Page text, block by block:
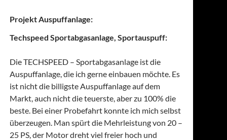
Projekt Auspuffanlage:
Techspeed Sportabgasanlage, Sportauspuff:
Die TECHSPEED – Sportabgasanlage ist die
Auspuffanlage, die ich gerne einbauen möchte. Es
ist nicht die billigste Auspuffanlage auf dem
Markt, auch nicht die teuerste, aber zu 100% die
beste. Bei einer Probefahrt konnte ich mich selbst
überzeugen. Man spürt die Mehrleistung von 20 –
25 PS, der Motor dreht viel freier hoch und